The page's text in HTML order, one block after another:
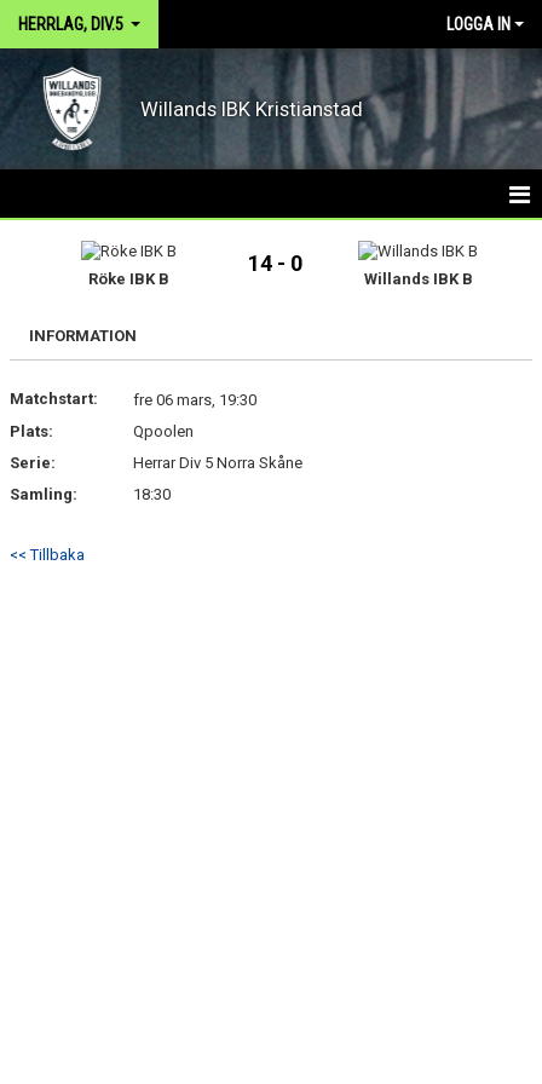
HERRLAG, DIV.5 LOGGA IN
Willands IBK Kristianstad
KALENDER
MATCHER
BILDGALLERI
DOKUMENT
Röke IBK B
14 - 0
Willands IBK B
INFORMATION
Matchstart:
fre 06 mars, 19:30
Plats:
Qpoolen
Serie:
Herrar Div 5 Norra Skåne
Samling:
18:30
<< Tillbaka